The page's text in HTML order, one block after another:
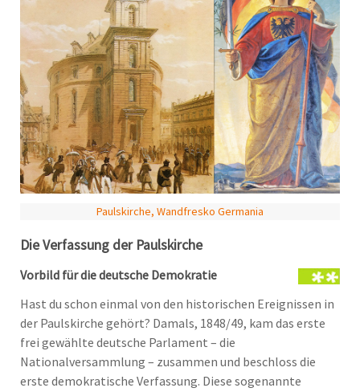
Paulskirche, Wandfresko Germania
Die Verfassung der Paulskirche
Vorbild für die deutsche Demokratie
Hast du schon einmal von den historischen Ereignissen in
der Paulskirche gehört? Damals, 1848/49, kam das erste
frei gewählte deutsche Parlament – die
Nationalversammlung – zusammen und beschloss die
erste demokratische Verfassung. Diese sogenannte